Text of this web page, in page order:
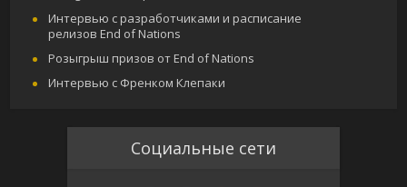
Интервью с разработчиками и расписание
релизов End of Nations
Розыгрыш призов от End of Nations
Интервью с Френком Клепаки
Социальные сети